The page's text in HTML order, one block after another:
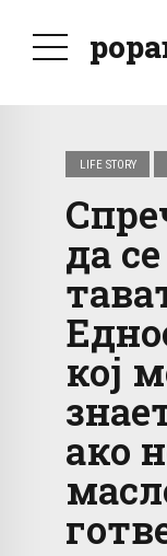
LIFE STORY
да
кој
ако